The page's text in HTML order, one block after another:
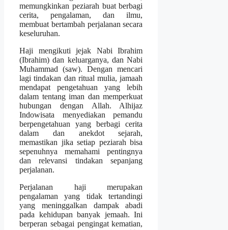
memungkinkan peziarah buat berbagi
cerita, pengalaman, dan ilmu,
membuat bertambah perjalanan secara
keseluruhan.
Haji mengikuti jejak Nabi Ibrahim
(Ibrahim) dan keluarganya, dan Nabi
Muhammad (saw). Dengan mencari
lagi tindakan dan ritual mulia, jamaah
mendapat pengetahuan yang lebih
dalam tentang iman dan memperkuat
hubungan dengan Allah. Alhijaz
Indowisata menyediakan pemandu
berpengetahuan yang berbagi cerita
dalam dan anekdot sejarah,
memastikan jika setiap peziarah bisa
sepenuhnya memahami pentingnya
dan relevansi tindakan sepanjang
perjalanan.
Perjalanan haji merupakan
pengalaman yang tidak tertandingi
yang meninggalkan dampak abadi
pada kehidupan banyak jemaah. Ini
berperan sebagai pengingat kematian,